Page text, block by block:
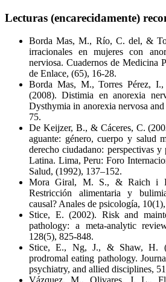
Lecturas (encarecidamente)
Borda Mas, M., Río, C. del, &
irracionales en mujeres con
nerviosa. Cuadernos de Medicina
de Enlace, (65), 16-28.
Borda Mas, M., Torres Pérez,
(2008). Distimia en anorexia
Dysthymia in anorexia nervosa
75.
De Keijzer, B., & Cáceres, C.
aguante: género, cuerpo y salud
derecho ciudadano: perspectivas y
Latina. Lima, Peru: Foro
Salud, (1992), 137–152.
Mora Giral, M. S., & Raich i
Restricción alimentaria y
causal? Anales de psicología,
Stice, E. (2002). Risk and
pathology: a meta-analytic
128(5), 825-848.
Stice, E., Ng, J., & Shaw, H.
prodromal eating pathology.
psychiatry, and allied disciplines,